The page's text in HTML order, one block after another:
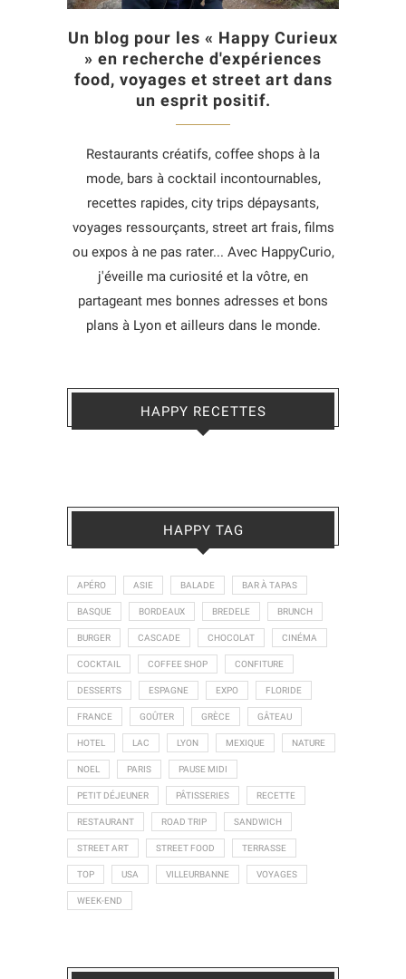
Un blog pour les « Happy Curieux
» en recherche d'expériences
food, voyages et street art dans
un esprit positif.
Restaurants créatifs, coffee shops à la
mode, bars à cocktail incontournables,
recettes rapides, city trips dépaysants,
voyages ressourçants, street art frais, films
ou expos à ne pas rater... Avec HappyCurio,
j'éveille ma curiosité et la vôtre, en
partageant mes bonnes adresses et bons
plans à Lyon et ailleurs dans le monde.
HAPPY RECETTES
HAPPY TAG
APÉRO ASIE BALADE BAR À TAPAS
BASQUE BORDEAUX BREDELE BRUNCH
BURGER CASCADE CHOCOLAT CINÉMA
COCKTAIL COFFEE SHOP CONFITURE
DESSERTS ESPAGNE EXPO FLORIDE
FRANCE GOÛTER GRÈCE GÂTEAU
HOTEL LAC LYON MEXIQUE NATURE
NOEL PARIS PAUSE MIDI
PETIT DÉJEUNER PÂTISSERIES RECETTE
RESTAURANT ROAD TRIP SANDWICH
STREET ART STREET FOOD TERRASSE
TOP USA VILLEURBANNE VOYAGES
WEEK-END